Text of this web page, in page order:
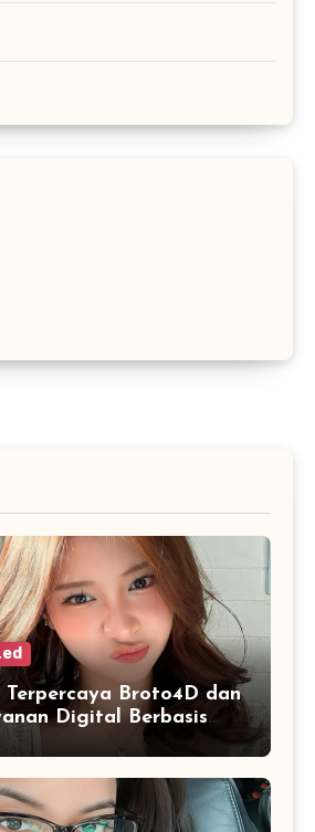
Terpercaya Broto4D dan
Digital Berbasis